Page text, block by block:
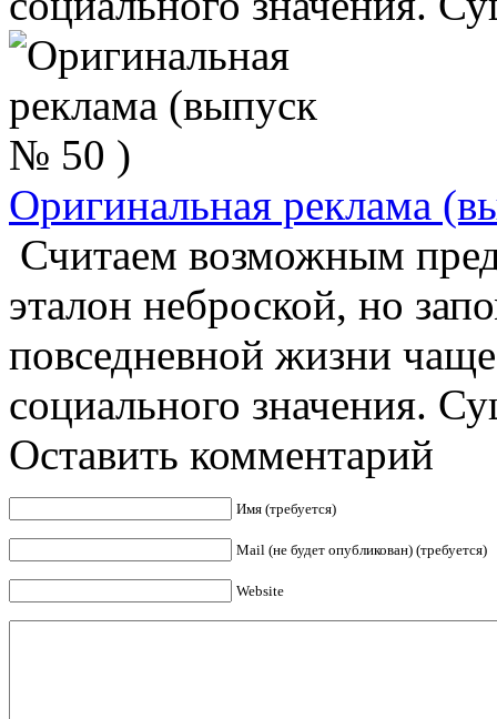
Оригинальная реклама
Считаем возможным
эталон неброской, но
повседневной жизни
социального значения.
Оставить комментарий
Имя (требуется)
Mail (не будет опубликован) (требуется)
Website